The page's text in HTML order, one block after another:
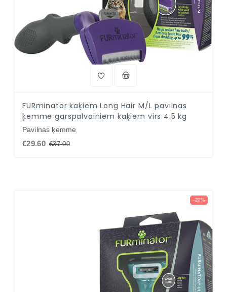
FURminator kaķiem Long Hair M/L pavilnas
ķemme garspalvainiem kaķiem virs 4.5 kg
Pavilnas ķemme
€29.60 €37.00
-20%